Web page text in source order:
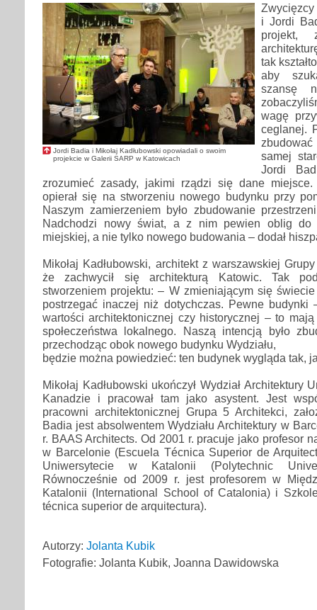
Jordi Badia i Mikołaj Kadłubowski opowiadali o swoim
projekcie w Galerii SARP w Katowicach
Zwycięzcy
i Jordi
projekt,
tak
aby
szansę
wagę
ceglanej.
samej
Jordi
zrozumieć zasady, jakimi rządzi się dane miejsce.
opierał się na stworzeniu nowego budynku przy
Naszym zamierzeniem było zbudowanie
Nadchodzi nowy świat, a z nim pewien oblig do
miejskiej, a nie tylko nowego budowania – dodał
Mikołaj Kadłubowski, architekt z warszawskiej
że zachwycił się architekturą Katowic. Tak
stworzeniem projektu: – W zmieniającym się
postrzegać inaczej niż dotychczas. Pewne
wartości architektonicznej czy historycznej – to
społeczeństwa lokalnego. Naszą intencją było
przechodząc obok nowego budynku Wydziału,
będzie można powiedzieć: ten budynek wygląda tak,
Mikołaj Kadłubowski ukończył Wydział Architektury
Kanadzie i pracował tam jako asystent. Jest
pracowni architektonicznej Grupa 5 Architekci,
Badia jest absolwentem Wydziału Architektury w
r. BAAS Architects. Od 2001 r. pracuje jako profesor
w Barcelonie (Escuela Técnica Superior de
Uniwersytecie w Katalonii (Polytechnic
Równocześnie od 2009 r. jest profesorem w
Katalonii (International School of Catalonia) i
técnica superior de arquitectura).
Autorzy: Jolanta Kubik
Fotografie: Jolanta Kubik, Joanna Dawidowska